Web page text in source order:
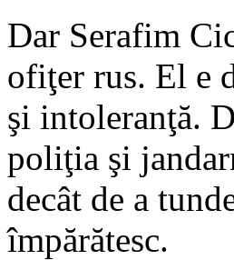
Dar Serafim
ofiţer rus. El e
şi intoleranţă.
poliţia şi
decât de a
împărătesc.